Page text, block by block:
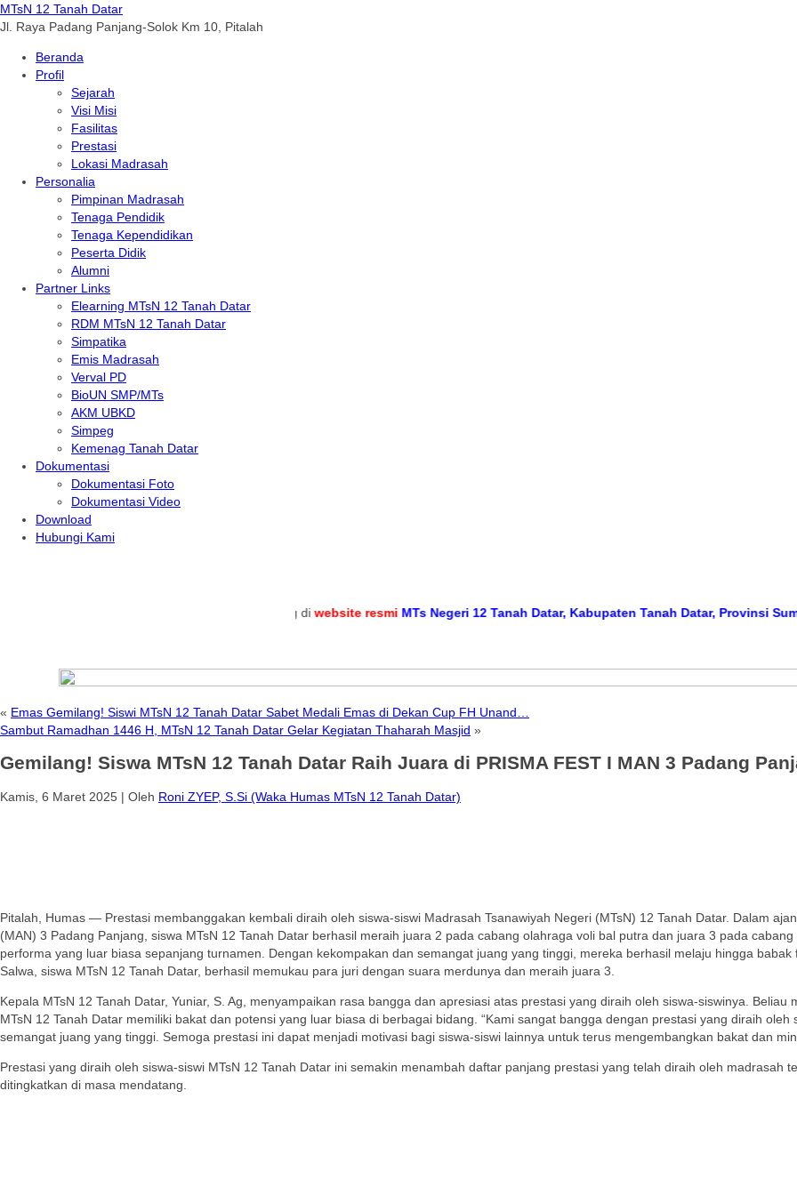
MTsN 12 Tanah Datar
Jl. Raya Padang Panjang-Solok Km 10, Pitalah
Beranda
Profil
Sejarah
Visi Misi
Fasilitas
Prestasi
Lokasi Madrasah
Personalia
Pimpinan Madrasah
Tenaga Pendidik
Tenaga Kependidikan
Peserta Didik
Alumni
Partner Links
Elearning MTsN 12 Tanah Datar
RDM MTsN 12 Tanah Datar
Simpatika
Emis Madrasah
Verval PD
BioUN SMP/MTs
AKM UBKD
Simpeg
Kemenag Tanah Datar
Dokumentasi
Dokumentasi Foto
Dokumentasi Video
Download
Hubungi Kami
website resmi MTs Negeri 12 Tanah Datar, Kabupaten Tanah Datar, Provinsi Sumatera
« Emas Gemilang! Siswi MTsN 12 Tanah Datar Sabet Medali Emas di Dekan Cup FH Unand…
Sambut Ramadhan 1446 H, MTsN 12 Tanah Datar Gelar Kegiatan Thaharah Masjid »
Gemilang! Siswa MTsN 12 Tanah Datar Raih Juara di PRISMA FEST I MAN 3 Padang
Kamis, 6 Maret 2025 | Oleh Roni ZYEP, S.Si (Waka Humas MTsN 12 Tanah Datar)
Pitalah, Humas — Prestasi membanggakan kembali diraih oleh siswa-siswi Madrasah Tsanawiyah Negeri (MTsN) 12 Tanah Datar. Dalam
(MAN) 3 Padang Panjang, siswa MTsN 12 Tanah Datar berhasil meraih juara 2 pada cabang olahraga voli bal putra dan juara 3 pada
performa yang luar biasa sepanjang turnamen. Dengan kekompakan dan semangat juang yang tinggi, mereka berhasil melaju hingga
Salwa, siswa MTsN 12 Tanah Datar, berhasil memukau para juri dengan suara merdunya dan meraih juara 3.
Kepala MTsN 12 Tanah Datar, Yuniar, S. Ag, menyampaikan rasa bangga dan apresiasi atas prestasi yang diraih oleh siswa-siswinya.
MTsN 12 Tanah Datar memiliki bakat dan potensi yang luar biasa di berbagai bidang. “Kami sangat bangga dengan prestasi yang diraih
semangat juang yang tinggi. Semoga prestasi ini dapat menjadi motivasi bagi siswa-siswi lainnya untuk terus mengembangkan bakat dan
Prestasi yang diraih oleh siswa-siswi MTsN 12 Tanah Datar ini semakin menambah daftar panjang prestasi yang telah diraih oleh madrasah
ditingkatkan di masa mendatang.